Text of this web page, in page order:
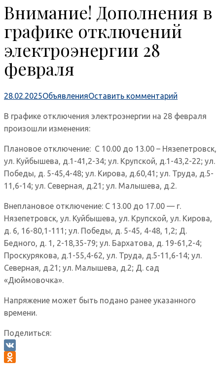
Внимание! Дополнения в
графике отключений
электроэнергии 28
февраля
28.02.2025ОбъявленияОставить комментарий
В графике отключения электроэнергии на 28 февраля
произошли изменения:
Плановое отключение: С 10.00 до 13.00 – Нязепетровск,
ул. Куйбышева, д.1-41,2-34; ул. Крупской, д.1-43,2-22; ул.
Победы, д. 5-45,4-48; ул. Кирова, д.60,41; ул. Труда, д.5-
11,6-14; ул. Северная, д.21; ул. Малышева, д.2.
Внеплановое отключение: С 13.00 до 17.00 — г.
Нязепетровск, ул. Куйбышева, ул. Крупской, ул. Кирова,
д. 6, 16-80,1-111; ул. Победы, д. 5-45, 4-48, 1,2; Д.
Бедного, д. 1, 2-18,35-79; ул. Бархатова, д. 19-61,2-4;
Проскурякова, д.1-55,4-62, ул. Труда, д.5-11,6-14; ул.
Северная, д.21; ул. Малышева, д.2; Д. сад
«Дюймовочка».
Напряжение может быть подано ранее указанного
времени.
Поделиться:
VK